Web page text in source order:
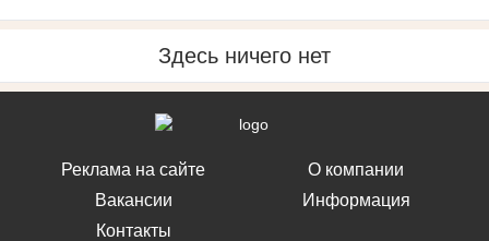
Здесь ничего нет
Реклама на сайте
Вакансии
Контакты
О компании
Информация